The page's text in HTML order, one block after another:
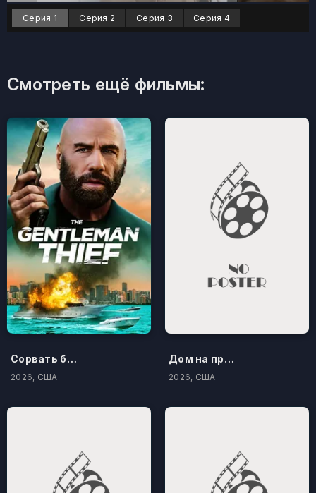
Серия 1 Серия 2 Серия 3 Серия 4
Смотреть ещё фильмы:
Сорвать банк 3: Вор-джентльмен
2026, США
Дом на проклятом холме
2026, США